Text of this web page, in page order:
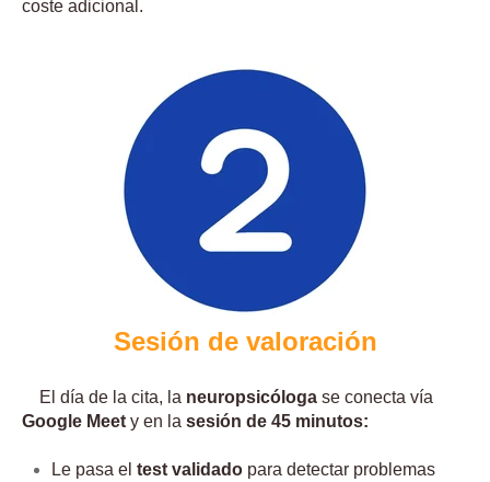
coste adicional.
Sesión de valoración
El día de la cita, la neuropsicóloga se conecta vía
Google Meet y en la sesión de 45 minutos:
Le pasa eltest validado para detectar problemas